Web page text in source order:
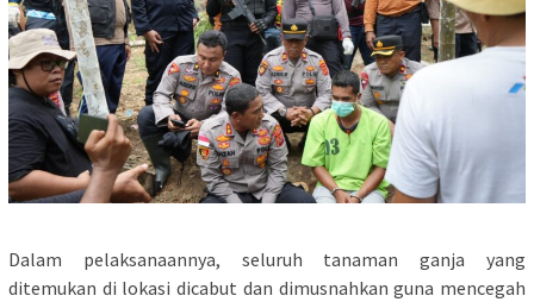
Dalam pelaksanaannya, seluruh tanaman ganja yang
ditemukan di lokasi dicabut dan dimusnahkan guna mencegah